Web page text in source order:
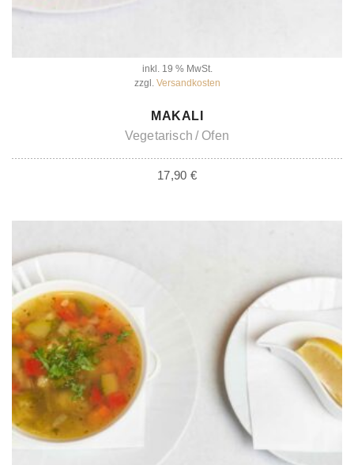
inkl. 19 % MwSt.
zzgl. Versandkosten
IN DEN WARENKORB
MAKALI
Vegetarisch
Ofen
17,90 €